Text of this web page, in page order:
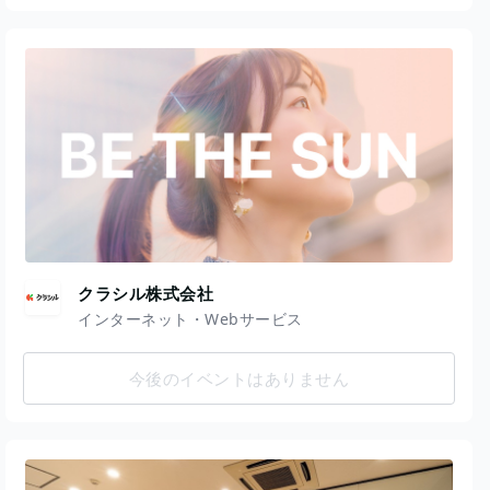
クラシル株式会社
インターネット・Webサービス
今後のイベントはありません